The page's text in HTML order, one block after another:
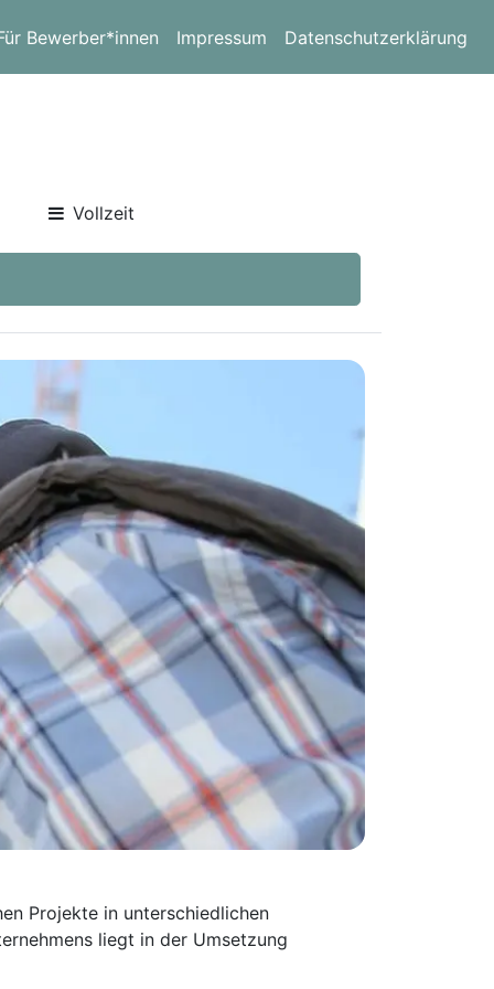
Bewerber*innen Impressum Datenschutzerklärung
Vollzeit
Projekte in unterschiedlichen
liegt in der Umsetzung